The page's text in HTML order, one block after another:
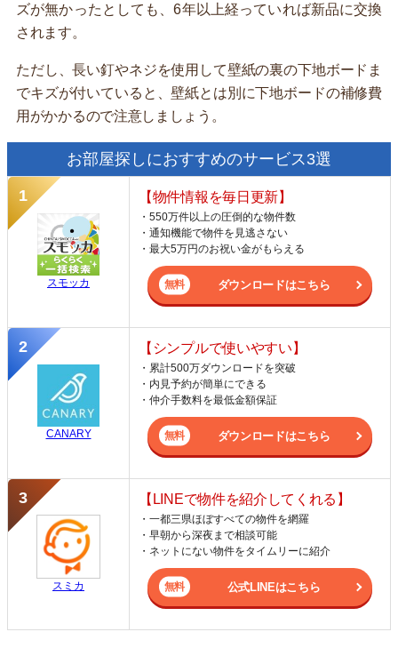
ズが無かったとしても、6年以上経っていれば新品に交換
されます。
ただし、長い釘やネジを使用して壁紙の裏の下地ボードま
でキズが付いていると、壁紙とは別に下地ボードの補修費
用がかかるので注意しましょう。
お部屋探しにおすすめのサービス3選
スモッカ
【物件情報を毎日更新】
・550万件以上の圧倒的な物件数
・通知機能で物件を見逃さない
・最大5万円のお祝い金がもらえる
ダウンロードはこちら
CANARY
【シンプルで使いやすい】
・累計500万ダウンロードを突破
・内見予約が簡単にできる
・仲介手数料を最低金額保証
ダウンロードはこちら
スミカ
【LINEで物件を紹介してくれる】
・一都三県ほぼすべての物件を網羅
・早朝から深夜まで相談可能
・ネットにない物件をタイムリーに紹介
公式LINEはこちら